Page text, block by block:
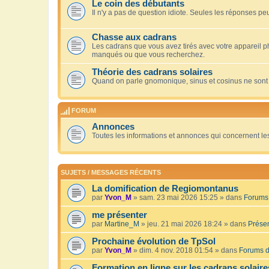
Le coin des débutants
Il n'y a pas de question idiote. Seules les réponses
Chasse aux cadrans
Les cadrans que vous avez tirés avec votre appareil
manqués ou que vous recherchez.
Théorie des cadrans solaires
Quand on parle gnomonique, sinus et cosinus ne
FORUM
Annonces
Toutes les informations et annonces qui concernent
SUJETS / MESSAGES RÉCENTS
La domification de Regiomontanus
par Yvon_M » sam. 23 mai 2026 15:25 » dans
me présenter
par Martine_M » jeu. 21 mai 2026 18:24 » dans
Prochaine évolution de TpSol
par Yvon_M » dim. 4 nov. 2018 01:54 » dans Forums